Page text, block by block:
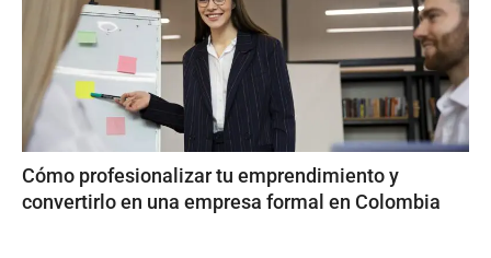
Cómo profesionalizar tu emprendimiento y
convertirlo en una empresa formal en Colombia